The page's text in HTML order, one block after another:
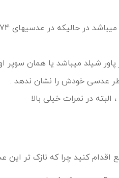
عدسی خودش را نشان ندهد .
کنید چرا که نازک تر این